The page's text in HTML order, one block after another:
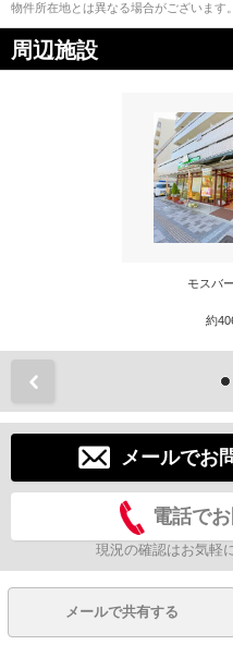
物件所在地とは異なる場合がございます。
周辺施設
モスバ
約
メールでお
電話で
現況の確認はお気軽
メールで共有する